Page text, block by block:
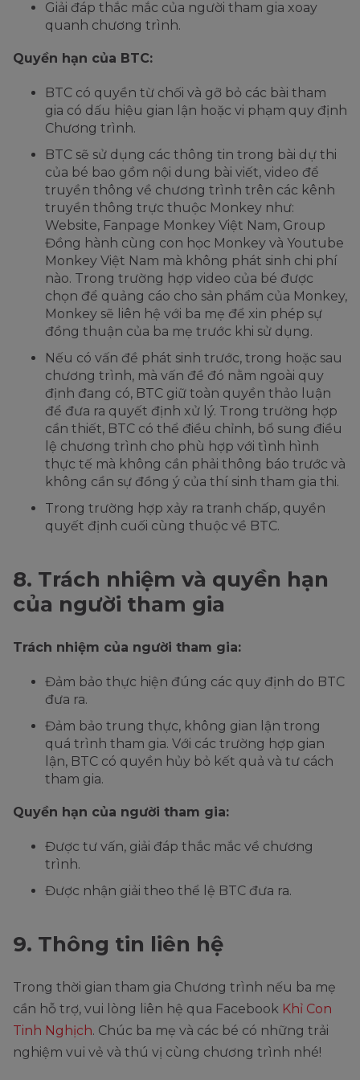
Giải đáp thắc mắc của người tham gia xoay
quanh chương trình.
Quyền hạn của BTC:
BTC có quyền từ chối và gỡ bỏ các bài tham
gia có dấu hiệu gian lận hoặc vi phạm quy định
Chương trình.
BTC sẽ sử dụng các thông tin trong bài dự thi
của bé bao gồm nội dung bài viết, video để
truyền thông về chương trình trên các kênh
truyền thông trực thuộc Monkey như:
Website, Fanpage Monkey Việt Nam, Group
Đồng hành cùng con học Monkey và Youtube
Monkey Việt Nam mà không phát sinh chi phí
nào. Trong trường hợp video của bé được
chọn để quảng cáo cho sản phẩm của Monkey,
Monkey sẽ liên hệ với ba mẹ để xin phép sự
đồng thuận của ba mẹ trước khi sử dụng.
Nếu có vấn đề phát sinh trước, trong hoặc sau
chương trình, mà vấn đề đó nằm ngoài quy
định đang có, BTC giữ toàn quyền thảo luận
để đưa ra quyết định xử lý. Trong trường hợp
cần thiết, BTC có thể điều chỉnh, bổ sung điều
lệ chương trình cho phù hợp với tình hình
thực tế mà không cần phải thông báo trước và
không cần sự đồng ý của thí sinh tham gia thi.
Trong trường hợp xảy ra tranh chấp, quyền
quyết định cuối cùng thuộc về BTC.
8. Trách nhiệm và quyền hạn
của người tham gia
Trách nhiệm của người tham gia:
Đảm bảo thực hiện đúng các quy định do BTC
đưa ra.
Đảm bảo trung thực, không gian lận trong
quá trình tham gia. Với các trường hợp gian
lận, BTC có quyền hủy bỏ kết quả và tư cách
tham gia.
Quyền hạn của người tham gia:
Được tư vấn, giải đáp thắc mắc về chương
trình.
Được nhận giải theo thể lệ BTC đưa ra.
9. Thông tin liên hệ
Trong thời gian tham gia Chương trình nếu ba mẹ
cần hỗ trợ, vui lòng liên hệ qua Facebook Khỉ Con
Tinh Nghịch. Chúc ba mẹ và các bé có những trải
nghiệm vui vẻ và thú vị cùng chương trình nhé!